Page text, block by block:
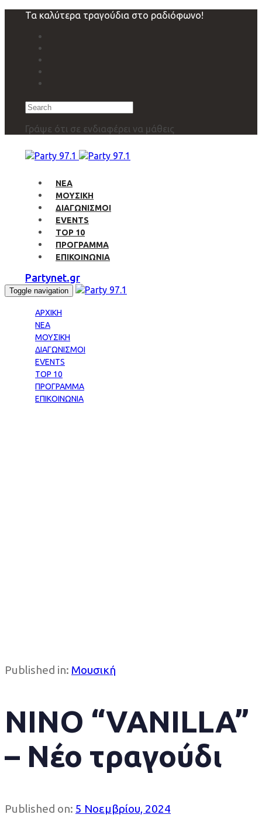
navigation
Τα καλύτερα τραγούδια στο ραδιόφωνο!
Search
Γράψε ότι σε ενδιαφέρει να μάθεις
ΝΕΑ
ΜΟΥΣΙΚΗ
ΔΙΑΓΩΝΙΣΜΟΙ
EVENTS
TOP 10
ΠΡΟΓΡΑΜΜΑ
ΕΠΙΚΟΙΝΩΝΙΑ
Partynet.gr
Toggle navigation
ΑΡΧΙΚΗ
ΝΕΑ
ΜΟΥΣΙΚΗ
ΔΙΑΓΩΝΙΣΜΟΙ
EVENTS
TOP 10
ΠΡΟΓΡΑΜΜΑ
ΕΠΙΚΟΙΝΩΝΙΑ
Published in: Μουσική
NINO “VANILLA”
– Νέο τραγούδι
Published on: 5 Νοεμβρίου, 2024